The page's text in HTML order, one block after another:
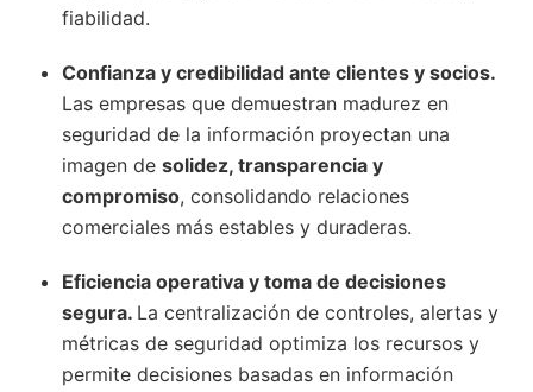
fiabilidad.
Confianza y credibilidad ante clientes y socios.
Las empresas que demuestran madurez en
seguridad de la información proyectan una
imagen desolidez, transparencia y
compromiso, consolidando relaciones
comerciales más estables y duraderas.
Eficiencia operativa y toma de decisiones
segura. La centralización de controles, alertas y
métricas de seguridad optimiza los recursos y
permite decisiones basadas en información